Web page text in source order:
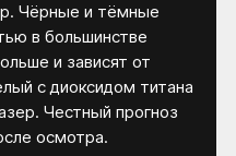
Чёрные и тёмные
в большинстве
и зависят от
с диоксидом титана
Честный прогноз
осмотра.